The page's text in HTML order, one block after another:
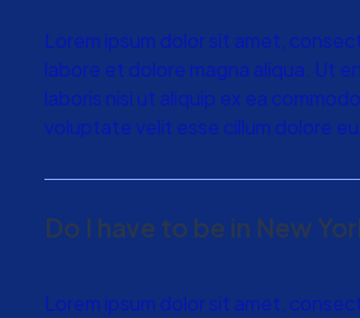
Lorem ipsum dolor sit amet,
labore et dolore magna aliqua. Ut
laboris nisi ut aliquip ex ea
voluptate velit esse cillum dolore
Do I have to be in New
Lorem ipsum dolor sit amet,